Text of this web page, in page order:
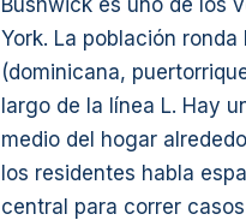
Bushwick es uno de los
York. La población
(dominicana,
largo de la línea L. Hay
medio del hogar
los residentes habla
central para correr